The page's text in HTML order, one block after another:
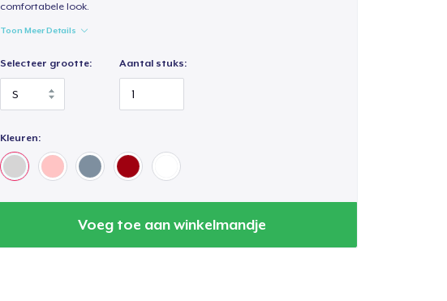
comfortabele look.
Toon Meer Details
Selecteer grootte: Aantal stuks:
Kleuren:
Voeg toe aan winkelmandje